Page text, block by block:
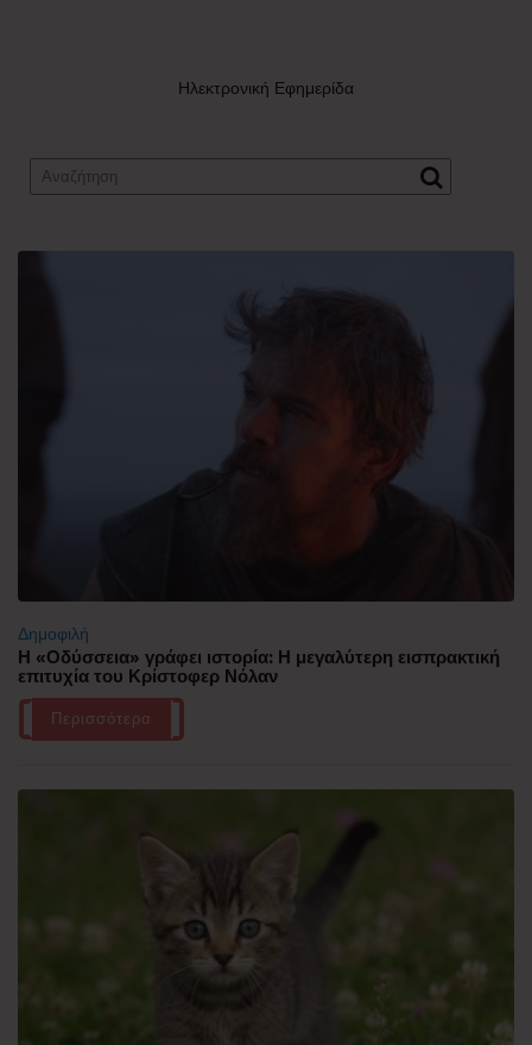
Ηλεκτρονική Εφημερίδα
Δημοφιλή
Η «Οδύσσεια» γράφει ιστορία: Η μεγαλύτερη εισπρακτική
επιτυχία του Κρίστοφερ Νόλαν
Περισσότερα